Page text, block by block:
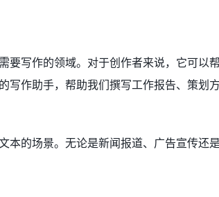
要写作的领域。对于创作者来说，它可以
写作助手，帮助我们撰写工作报告、策划
本的场景。无论是新闻报道、广告宣传还